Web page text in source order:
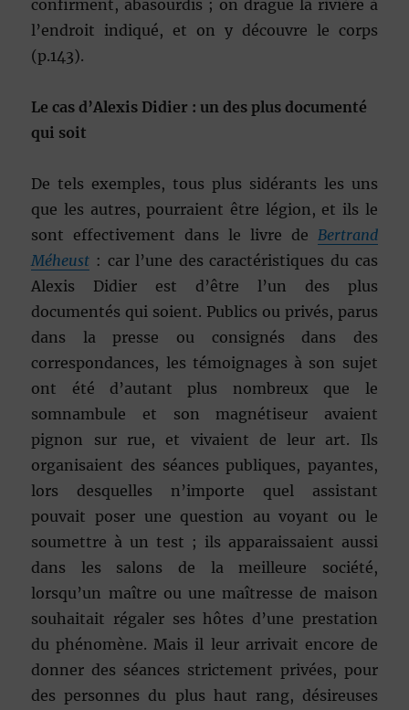
confirment, abasourdis ; on drague la rivière à
l’endroit indiqué, et on y découvre le corps
(p.143).
Le cas d’Alexis Didier : un des plus documenté
qui soit
De tels exemples, tous plus sidérants les uns
que les autres, pourraient être légion, et ils le
sont effectivement dans le livre de Bertrand
Méheust : car l’une des caractéristiques du cas
Alexis Didier est d’être l’un des plus
documentés qui soient. Publics ou privés, parus
dans la presse ou consignés dans des
correspondances, les témoignages à son sujet
ont été d’autant plus nombreux que le
somnambule et son magnétiseur avaient
pignon sur rue, et vivaient de leur art. Ils
organisaient des séances publiques, payantes,
lors desquelles n’importe quel assistant
pouvait poser une question au voyant ou le
soumettre à un test ; ils apparaissaient aussi
dans les salons de la meilleure société,
lorsqu’un maître ou une maîtresse de maison
souhaitait régaler ses hôtes d’une prestation
du phénomène. Mais il leur arrivait encore de
donner des séances strictement privées, pour
des personnes du plus haut rang, désireuses